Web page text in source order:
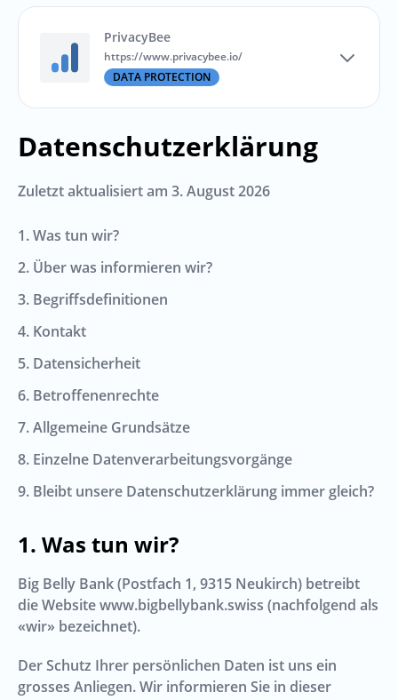
PrivacyBee
https://www.privacybee.io/
DATA PROTECTION
Datenschutzerklärung
Zuletzt aktualisiert am 3. August 2026
1. Was tun wir?
2. Über was informieren wir?
3. Begriffsdefinitionen
4. Kontakt
5. Datensicherheit
6. Betroffenenrechte
7. Allgemeine Grundsätze
8. Einzelne Datenverarbeitungsvorgänge
9. Bleibt unsere Datenschutzerklärung immer gleich?
Was tun wir?
Big Belly Bank(Postfach 1, 9315 Neukirch) betreibt
die Websitewww.bigbellybank.swiss (nachfolgend als
«wir» bezeichnet).
Der Schutz Ihrer persönlichen Daten ist uns ein
grosses Anliegen. Wir informieren Sie in dieser